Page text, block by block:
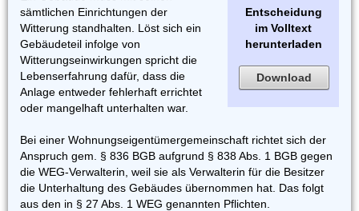
Entscheidung
im Volltext
herunterladen
Download
sämtlichen Einrichtungen der
Witterung standhalten. Löst sich ein
Gebäudeteil infolge von
Witterungseinwirkungen spricht die
Lebenserfahrung dafür, dass die
Anlage entweder fehlerhaft errichtet
oder mangelhaft unterhalten war.
Bei einer Wohnungseigentümergemeinschaft richtet sich der
Anspruch gem. § 836 BGB aufgrund § 838 Abs. 1 BGB gegen
die WEG-Verwalterin, weil sie als Verwalterin für die Besitzer
die Unterhaltung des Gebäudes übernommen hat. Das folgt
aus den in § 27 Abs. 1 WEG genannten Pflichten.